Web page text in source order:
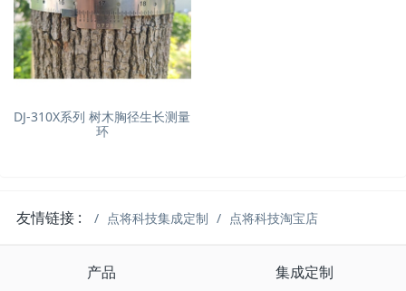
DJ-310X系列 树木胸径生长测量
环
友情链接 : 点将科技集成定制 点将科技淘宝店
产品 集成定制